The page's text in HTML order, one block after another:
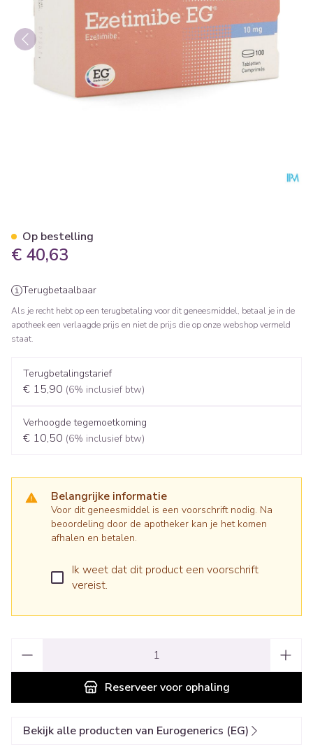
€ 40,63
Terugbetaalbaar
Als je recht hebt op een terugbetaling voor dit geneesmiddel, betaal je in de
apotheek een verlaagde prijs en niet de prijs die op onze webshop vermeld
staat.
Terugbetalingstarief
€ 15,90 (6% inclusief btw)
Verhoogde tegemoetkoming
€ 10,50 (6% inclusief btw)
Belangrijke informatie
Voor dit geneesmiddel is een voorschrift nodig. Na
beoordeling door de apotheker kan je het komen
afhalen en betalen.
Ik weet dat dit product een voorschrift
vereist.
Reserveervoor ophaling
Op bestelling
Bekijk alle producten van Eurogenerics (EG)